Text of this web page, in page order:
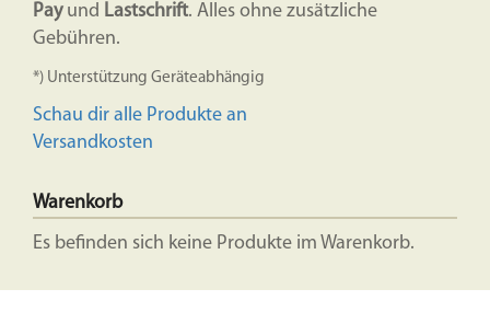
Payund Lastschrift. Alles ohne zusätzliche
Gebühren.
*) Unterstützung Geräteabhängig
Schau dir alle Produkte an
Versandkosten
Warenkorb
Es befinden sich keine Produkte im Warenkorb.